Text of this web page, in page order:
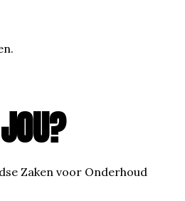
Zaken voor Onderhoud